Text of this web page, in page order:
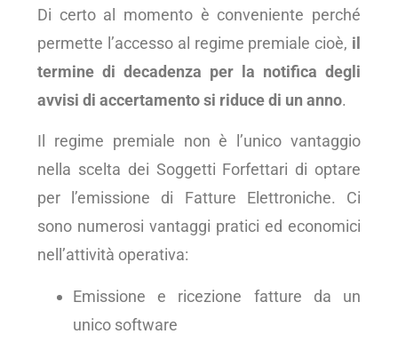
Di certo al momento è conveniente perché
permette l’accesso al regime premiale cioè, il
termine di decadenza per la notifica degli
avvisi di accertamento si riduce di un anno.
Il regime premiale non è l’unico vantaggio
nella scelta dei Soggetti Forfettari di optare
per l’emissione di Fatture Elettroniche. Ci
sono numerosi vantaggi pratici ed economici
nell’attività operativa:
Emissione e ricezione fatture da un
unico software